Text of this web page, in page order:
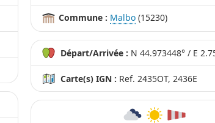
Commune : Malbo (15230)
Départ/Arrivée : N 44.973448° / E
Carte(s) IGN : Ref. 2435OT, 2436E